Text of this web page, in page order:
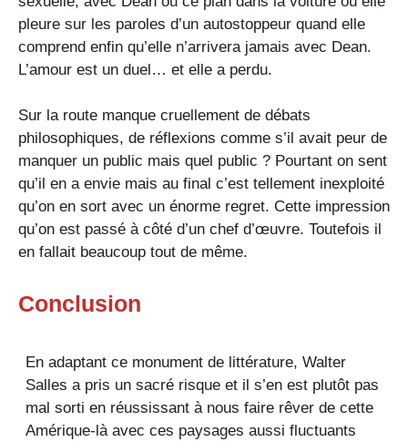
pleure sur les paroles d’un autostoppeur quand elle
comprend enfin qu’elle n’arrivera jamais avec Dean.
L’amour est un duel… et elle a perdu.
Sur la route manque cruellement de débats
philosophiques, de réflexions comme s’il avait peur de
manquer un public mais quel public ? Pourtant on sent
qu’il en a envie mais au final c’est tellement inexploité
qu’on en sort avec un énorme regret. Cette impression
qu’on est passé à côté d’un chef d’œuvre. Toutefois il
en fallait beaucoup tout de même.
Conclusion
En adaptant ce monument de littérature, Walter
Salles a pris un sacré risque et il s’en est plutôt pas
mal sorti en réussissant à nous faire rêver de cette
Amérique-là avec ces paysages aussi fluctuants